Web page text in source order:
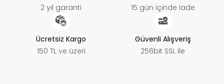
2 yıl garanti
15 gün içinde iade
Ücretsiz Kargo
150 TL ve üzeri
Güvenli Alışveriş
256bit SSL ile